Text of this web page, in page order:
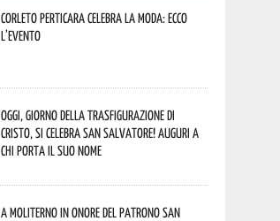
Corleto Perticara celebra la moda: ecco
l’evento
Oggi, giorno della Trasfigurazione di
Cristo, si celebra San Salvatore! Auguri a
chi porta il suo nome
A Moliterno in onore del Patrono San